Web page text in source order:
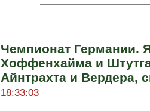
Чемпионат Германии.
Хоффенхайма и
Айнтрахта и Вердера,
18:33:03